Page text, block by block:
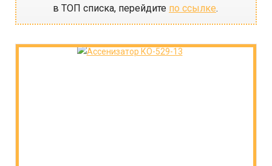
в ТОП списка, перейдите по ссылке.